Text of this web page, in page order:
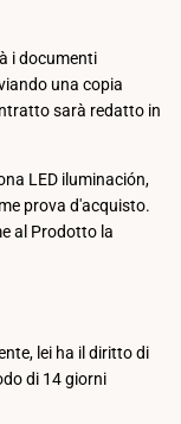
i documenti
una copia
sarà redatto in
LED iluminación,
prova d'acquisto.
al Prodotto la
lei ha il diritto di
di 14 giorni